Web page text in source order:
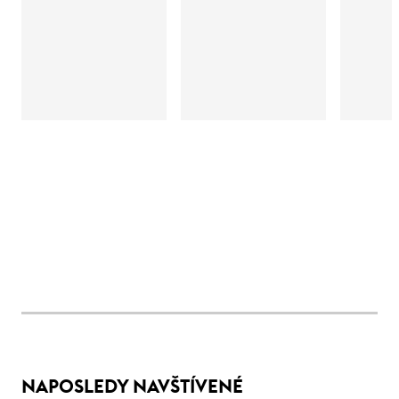
NAPOSLEDY NAVŠTÍVENÉ